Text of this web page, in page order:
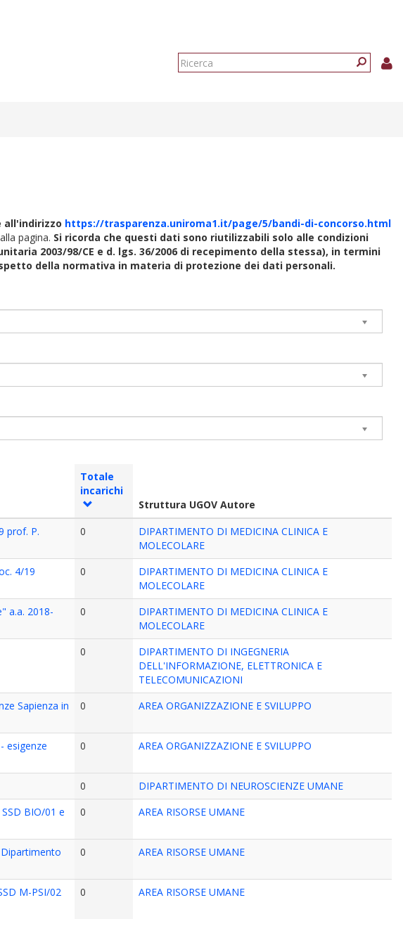
Form
all'indirizzo https://trasparenza.uniroma1.it/page/5/bandi-di-concorso.html
pagina. Si ricorda che questi dati sono riutilizzabili solo alle condizioni
2003/98/CE e d. lgs. 36/2006 di recepimento della stessa), in termini
della normativa in materia di protezione dei dati personali.
Totale
incarichi
Struttura UGOV Autore
prof. P.
0
DIPARTIMENTO DI MEDICINA CLINICA E
MOLECOLARE
4/19
0
DIPARTIMENTO DI MEDICINA CLINICA E
MOLECOLARE
a.a. 2018-
0
DIPARTIMENTO DI MEDICINA CLINICA E
MOLECOLARE
0
DIPARTIMENTO DI INGEGNERIA
DELL'INFORMAZIONE, ELETTRONICA E
TELECOMUNICAZIONI
Sapienza in
0 AREA ORGANIZZAZIONE E SVILUPPO
esigenze
0 AREA ORGANIZZAZIONE E SVILUPPO
0
DIPARTIMENTO DI NEUROSCIENZE UMANE
BIO/01 e
0 AREA RISORSE UMANE
0 AREA RISORSE UMANE
M-PSI/02
0 AREA RISORSE UMANE